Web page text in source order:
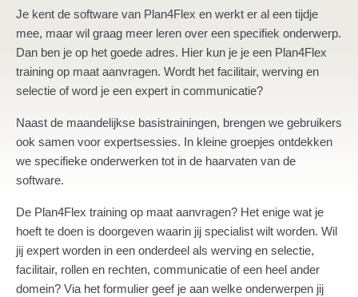
Je kent de software van Plan4Flex en werkt er al een tijdje
mee, maar wil graag meer leren over een specifiek onderwerp.
Dan ben je op het goede adres. Hier kun je je een Plan4Flex
training op maat aanvragen. Wordt het facilitair, werving en
selectie of word je een expert in communicatie?
Naast de maandelijkse basistrainingen, brengen we gebruikers
ook samen voor expertsessies. In kleine groepjes ontdekken
we specifieke onderwerken tot in de haarvaten van de
software.
De Plan4Flex training op maat aanvragen? Het enige wat je
hoeft te doen is doorgeven waarin jij specialist wilt worden. Wil
jij expert worden in een onderdeel als werving en selectie,
facilitair, rollen en rechten, communicatie of een heel ander
domein? Via het formulier geef je aan welke onderwerpen jij